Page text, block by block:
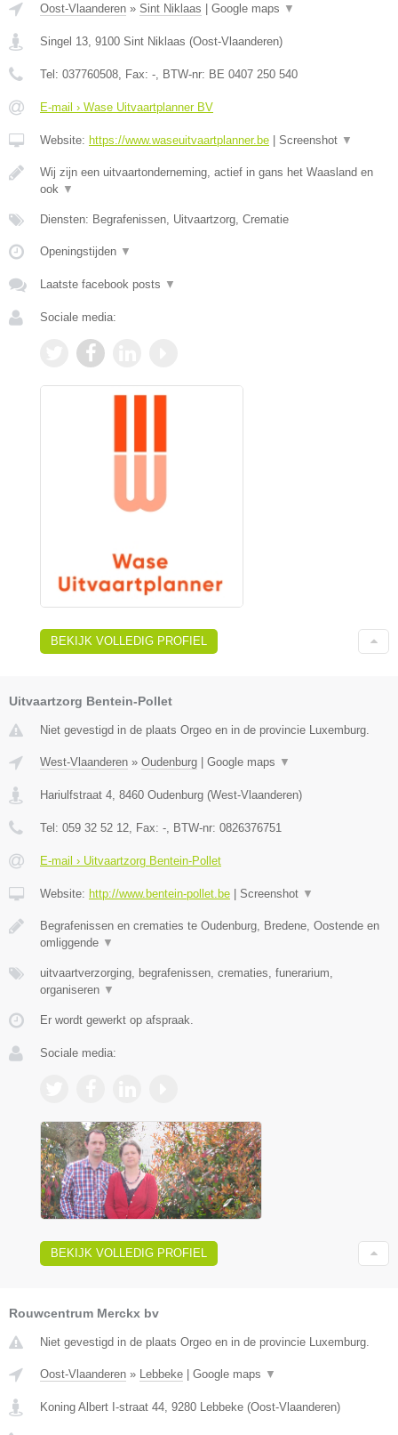
Oost-Vlaanderen » Sint Niklaas Google maps ▼
Singel 13 9100 Sint Niklaas (Oost-Vlaanderen)
Tel: 037760508 , Fax: - , BTW-nr: BE 0407 250 540
E-mail › Wase Uitvaartplanner BV
Website: https://www.waseuitvaartplanner.be Screenshot ▼
Wij zijn een uitvaartonderneming, actief in gans het Waasland en
ook ▼
Diensten: Begrafenissen, Uitvaartzorg, Crematie
Openingstijden ▼
Laatste facebook posts ▼
Sociale media:
BEKIJK VOLLEDIG PROFIEL
Uitvaartzorg Bentein-Pollet
Niet gevestigd in de plaats Orgeo en in de provincie Luxemburg.
West-Vlaanderen » Oudenburg | Google maps ▼
Hariulfstraat 4 8460 Oudenburg (West-Vlaanderen)
Tel: 059 32 52 12 , Fax: - , BTW-nr: 0826376751
E-mail › Uitvaartzorg Bentein-Pollet
Website: http://www.bentein-pollet.be | Screenshot ▼
Begrafenissen en crematies te Oudenburg, Bredene, Oostende en
omliggende ▼
uitvaartverzorging, begrafenissen, crematies, funerarium,
organiseren ▼
Er wordt gewerkt op afspraak.
Sociale media:
BEKIJK VOLLEDIG PROFIEL
Rouwcentrum Merckx bv
Niet gevestigd in de plaats Orgeo en in de provincie Luxemburg.
Oost-Vlaanderen » Lebbeke | Google maps ▼
Koning Albert I-straat 44 9280 Lebbeke (Oost-Vlaanderen)